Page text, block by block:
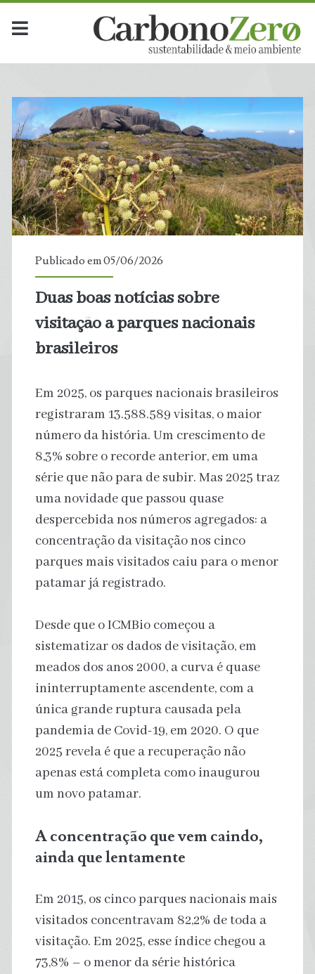
Publicado em 05/06/2026
Duas boas notícias sobre
visitação a parques nacionais
brasileiros
Em 2025, os parques nacionais brasileiros
registraram 13.588.589 visitas, o maior
número da história. Um crescimento de
8,3% sobre o recorde anterior, em uma
série que não para de subir. Mas 2025 traz
uma novidade que passou quase
despercebida nos números agregados: a
concentração da visitação nos cinco
parques mais visitados caiu para o menor
patamar já registrado.
Desde que o ICMBio começou a
sistematizar os dados de visitação, em
meados dos anos 2000, a curva é quase
ininterruptamente ascendente, com a
única grande ruptura causada pela
pandemia de Covid-19, em 2020. O que
2025 revela é que a recuperação não
apenas está completa como inaugurou
um novo patamar.
A concentração que vem caindo,
ainda que lentamente
Em 2015, os cinco parques nacionais mais
visitados concentravam 82,2% de toda a
visitação. Em 2025, esse índice chegou a
73,8% – o menor da série histórica